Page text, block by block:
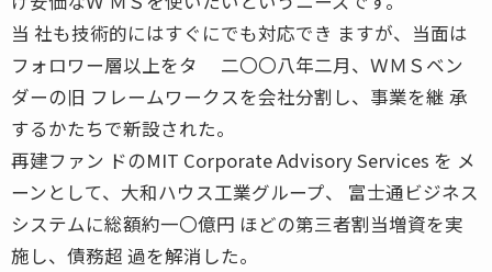
当 社も技術的にはすぐにでも対応でき ますが、当面は
フォロワー層以上をタ 二〇〇八年二月、ＷＭＳベン
ダーの旧 フレームワークスを会社分割し、事業を継 承
するかたちで新設された。
再建ファン ドのMIT Corporate Advisory Services を メ
ーンとして、大和ハウス工業グループ、 富士通ビジネス
システムに総額約一〇億円 ほどの第三者割当増資を実
施し、債務超 過を解消した。